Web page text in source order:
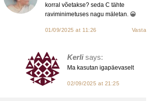
korral võetakse? seda C tähte
raviminimetuses nagu mäletan. 😀
01/09/2025 at 11:26 Vasta
Kerli says:
Ma kasutan igapäevaselt
02/09/2025 at 21:25